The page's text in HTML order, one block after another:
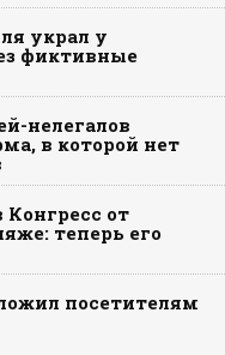
украл у
фиктивные
нелегалов
в которой нет
от
теперь его
посетителям